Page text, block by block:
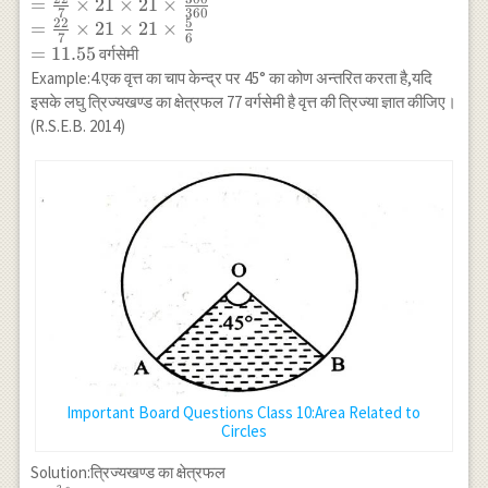
=\frac{22}
{7} \times 21
\times 21
{360} \\
=\frac{22}
{7} \times 21
\times 21
\times
\frac{5}{6}
\\ =11.55
= 7 × 21 × 21 × 360
= 7
22 × 21 × 21 × 6
5
= 11.55 वर्गसेमी
Example:4.एक वृत्त का चाप केन्द्र पर 45° का कोण अन्तरित करता है,यदि
इसके लघु त्रिज्यखण्ड का क्षेत्रफल 77 वर्गसेमी है वृत्त की त्रिज्या ज्ञात कीजिए।
(R.S.E.B. 2014)
Important Board Questions Class 10:Area Related to
Circles
Solution:त्रिज्यखण्ड का क्षेत्रफल